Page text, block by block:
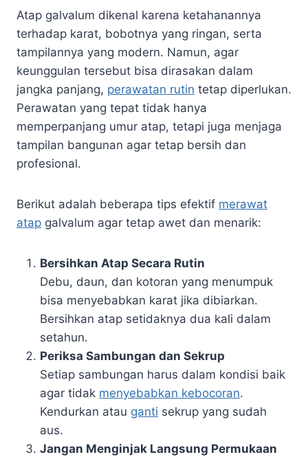
Atap galvalum dikenal karena ketahanannya
terhadap karat, bobotnya yang ringan, serta
tampilannya yang modern. Namun, agar
keunggulan tersebut bisa dirasakan dalam
jangka panjang, perawatan rutin tetap diperlukan.
Perawatan yang tepat tidak hanya
memperpanjang umur atap, tetapi juga menjaga
tampilan bangunan agar tetap bersih dan
profesional.
Berikut adalah beberapa tips efektif merawat
atap galvalum agar tetap awet dan menarik:
Bersihkan Atap Secara Rutin
Debu, daun, dan kotoran yang menumpuk
bisa menyebabkan karat jika dibiarkan.
Bersihkan atap setidaknya dua kali dalam
setahun.
Periksa Sambungan dan Sekrup
Setiap sambungan harus dalam kondisi baik
agar tidak menyebabkan kebocoran.
Kendurkan atau ganti sekrup yang sudah
aus.
Jangan Menginjak Langsung Permukaan